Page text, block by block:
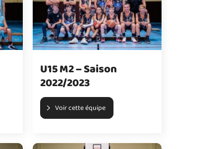
U15 M2 – Saison
2022/2023
Voir cette équipe